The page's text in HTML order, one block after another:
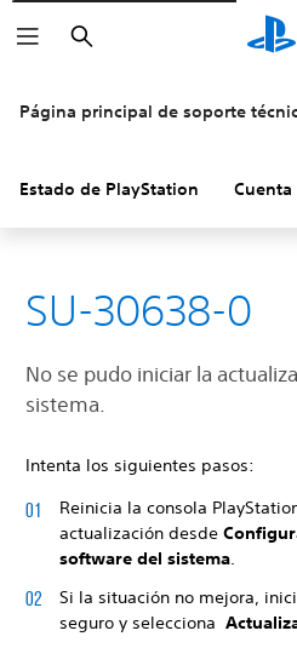
Buscar
Página principal de soporte
Estado de PlayStation
SU-30638-0
No se pudo iniciar la
sistema.
Intenta los siguientes pasos:
Reinicia la consola
actualización desde
software del sistema.
Si la situación no mejora,
seguro y selecciona